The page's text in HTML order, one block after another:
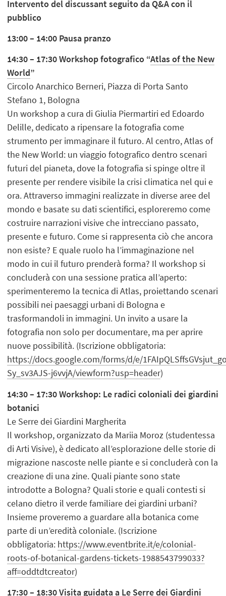
Intervento del discussant seguito da Q&A con il
pubblico
13:00 – 14:00 Pausa pranzo
14:30 – 17:30 Workshop fotografico “Atlas of the New
World”
Circolo Anarchico Berneri, Piazza di Porta Santo
Stefano 1, Bologna
Un workshop a cura di Giulia Piermartiri ed Edoardo
Delille, dedicato a ripensare la fotografia come
strumento per immaginare il futuro. Al centro, Atlas of
the New World: un viaggio fotografico dentro scenari
futuri del pianeta, dove la fotografia si spinge oltre il
presente per rendere visibile la crisi climatica nel qui e
ora. Attraverso immagini realizzate in diverse aree del
mondo e basate su dati scientifici, esploreremo come
costruire narrazioni visive che intrecciano passato,
presente e futuro. Come si rappresenta ciò che ancora
non esiste? E quale ruolo ha l’immaginazione nel
modo in cui il futuro prenderà forma? Il workshop si
concluderà con una sessione pratica all’aperto:
sperimenteremo la tecnica di Atlas, proiettando scenari
possibili nei paesaggi urbani di Bologna e
trasformandoli in immagini. Un invito a usare la
fotografia non solo per documentare, ma per aprire
nuove possibilità. (Iscrizione obbligatoria:
https://docs.google.com/forms/d/e/
Sy_sv3AJS-j6vvjA/viewform?usp=header)
14:30 – 17:30 Workshop: Le radici coloniali dei giardini
botanici
Le Serre dei Giardini Margherita
Il workshop, organizzato da Mariia Moroz (studentessa
di Arti Visive), è dedicato all’esplorazione delle storie di
migrazione nascoste nelle piante e si concluderà con la
creazione di una zine. Quali piante sono state
introdotte a Bologna? Quali storie e quali contesti si
celano dietro il verde familiare dei giardini urbani?
Insieme proveremo a guardare alla botanica come
parte di un’eredità coloniale. (Iscrizione
obbligatoria: https://www.eventbrite.it/e/colonial-
roots-of-botanical-gardens-tickets-1988543799033?
aff=oddtdtcreator)
17:30 – 18:30 Visita guidata a Le Serre dei Giardini